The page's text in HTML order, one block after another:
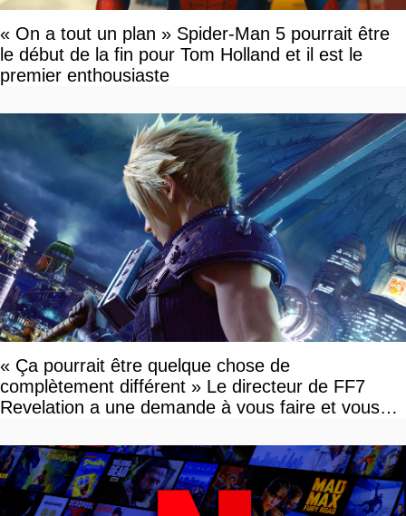
« On a tout un plan » Spider-Man 5 pourrait être
le début de la fin pour Tom Holland et il est le
premier enthousiaste
« Ça pourrait être quelque chose de
complètement différent » Le directeur de FF7
Revelation a une demande à vous faire et vous